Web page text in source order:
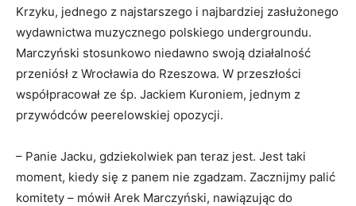
Krzyku, jednego z najstarszego i najbardziej zasłużonego
wydawnictwa muzycznego polskiego undergroundu.
Marczyński stosunkowo niedawno swoją działalność
przeniósł z Wrocławia do Rzeszowa. W przeszłości
współpracował ze śp. Jackiem Kuroniem, jednym z
przywódców peerelowskiej opozycji.
– Panie Jacku, gdziekolwiek pan teraz jest. Jest taki
moment, kiedy się z panem nie zgadzam. Zacznijmy palić
komitety – mówił Arek Marczyński, nawiązując do